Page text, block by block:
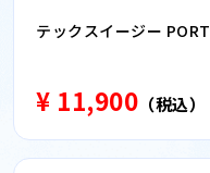
テックスイージー
¥ 11,900 （税込）